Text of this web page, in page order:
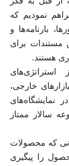
نمودیم که
بارنامه‌ها و
مستندات برای
هستند.
استراتژی‌های
خارجی،
نمایشگاه‌های
سالار ممتاز
که محصولات
را پیگیری